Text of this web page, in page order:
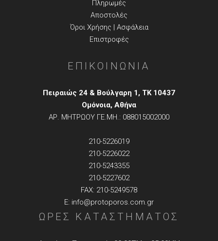
Πληρωμές
Αποστολές
Όροι Χρήσης | Ασφάλεια
Επιστροφές
ΕΠΙΚΟΙΝΩΝΙΑ
Πειραιώς 24 & Βούλγαρη 1, TK 10437
Ομόνοια, Αθήνα
ΑΡ. ΜΗΤΡΩΟΥ ΓΕ.ΜΗ.: 088015002000
210-5226019
210-5226022
210-5243355
210-5227602
FAX: 210-5249578
E: info@protoporos.com.gr
ΩΡΕΣ ΚΑΤΑΣΤΗΜΑΤΟΣ